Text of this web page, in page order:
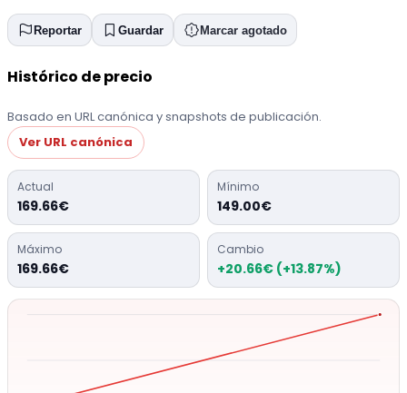
Reportar Guardar Marcar agotado
Histórico de precio
Basado en URL canónica y snapshots de publicación.
Ver URL canónica
Actual
169.66€
Mínimo
149.00€
Máximo
169.66€
Cambio
+20.66€ (+13.87%)